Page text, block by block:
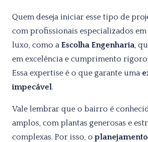
Quem deseja iniciar esse tipo de
com profissionais especializados
luxo, como a Escolha Engenharia,
em excelência e cumprimento
Essa expertise é o que garante uma
impecável.
Vale lembrar que o bairro é
amplos, com plantas generosas e
complexas. Por isso, o